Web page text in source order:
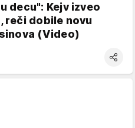
decu": Kejv izveo
reči dobile novu
(Video)